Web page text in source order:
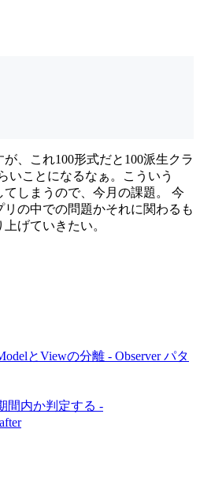
、これ100形式だと100派生クラ
いことになるなぁ。こういう
しまうので、今月の課題。 今
の中での問題かそれに関わるも
げていきたい。
とViewの分離 - Observer パタ
間内か判定する -